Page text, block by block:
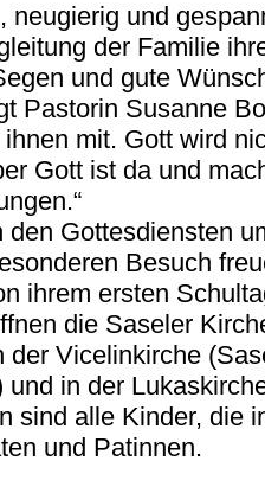
neugierig und
der Familie
und gute
Pastorin Susanne
mit. Gott wird
Gott ist da und
Gottesdiensten
Besuch
ihrem ersten
die Saseler
der Vicelinkirche
und in der
sind alle Kinder, die
und Patinnen.